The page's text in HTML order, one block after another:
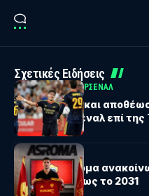
Σχετικές Ειδήσεις
PREMIER LEAGUEΆΡΣΕΝΑΛ
Τζόλης: Γκολ και
νίκη της Άρσεναλ επί της
SERIE A
Επίσημο: Η Ρόμα
Κουλιεράκη έως το 2031